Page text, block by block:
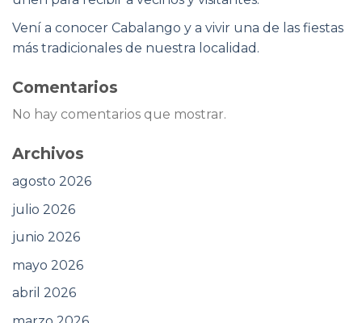
Vení a conocer Cabalango y a vivir una de las fiestas
más tradicionales de nuestra localidad.
Comentarios
No hay comentarios que mostrar.
Archivos
agosto 2026
julio 2026
junio 2026
mayo 2026
abril 2026